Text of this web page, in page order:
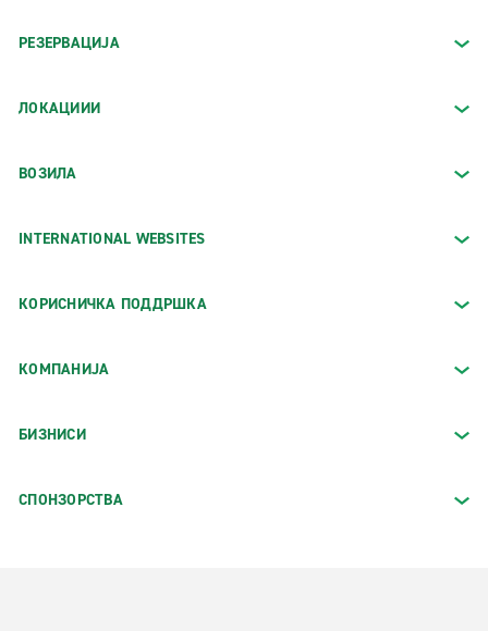
РЕЗЕРВАЦИЈА
ЛОКАЦИИИ
ВОЗИЛА
INTERNATIONAL WEBSITES
КОРИСНИЧКА ПОДДРШКА
КОМПАНИЈА
БИЗНИСИ
СПОНЗОРСТВА